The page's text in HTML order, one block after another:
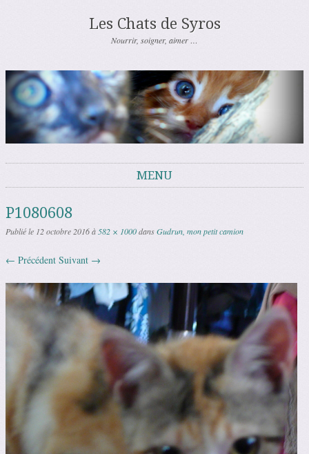
Les Chats de Syros
Nourrir, soigner, aimer …
MENU
P1080608
Publié le 12 octobre 2016à582 × 1000dansGudrun, mon petit camion
← Précédent Suivant →